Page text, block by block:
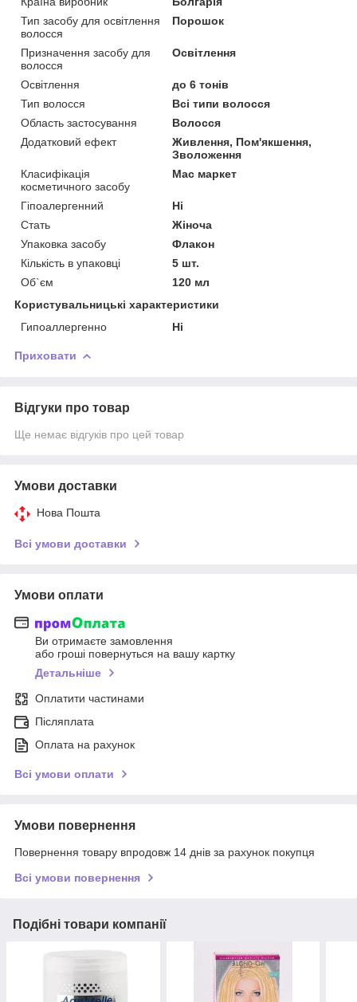
Тип засобу для освітлення
волосся
Порошок
Призначення засобу для
волосся
Освітлення
Освітлення
до 6 тонів
Тип волосся
Всі типи волосся
Область застосування
Волосся
Додатковий ефект
Живлення, Пом'якшення,
Зволоження
Класифікація
косметичного засобу
Мас маркет
Гіпоалергенний
Ні
Стать
Жіноча
Упаковка засобу
Флакон
Кількість в упаковці
5 шт.
Об`єм
120 мл
Користувальницькі характеристики
Гипоаллергенно
Ні
Приховати
Відгуки про товар
Ще немає відгуків про цей товар
Умови доставки
Нова Пошта
Всі умови доставки
Умови оплати
Ви отримаєте замовлення
або гроші повернуться на вашу картку
Детальніше
Оплатити частинами
Післяплата
Оплата на рахунок
Всі умови оплати
Умови повернення
Повернення товару впродовж 14 днів за рахунок покупця
Всі умови повернення
Подібні товари компанії